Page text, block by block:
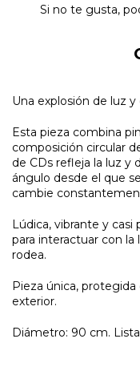
Si no te gusta,
Una explosión de luz
Esta pieza combina
composición circular
de CDs refleja la luz y
ángulo desde el que
cambie
Lúdica, vibrante y casi
para interactuar con la
rodea.
Pieza única, protegida
exterior.
Diámetro: 90 cm.